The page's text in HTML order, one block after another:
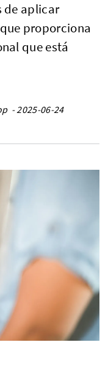
de aplicar
proporciona
que está
- 2025-06-24